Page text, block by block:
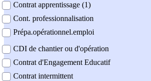
Contrat apprentissage (1)
Cont. professionnalisation
Prépa.opérationnel.emploi
CDI de chantier ou d'opération
Contrat d'Engagement Educatif
Contrat intermittent